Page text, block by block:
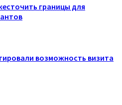
границы для
возможность визита